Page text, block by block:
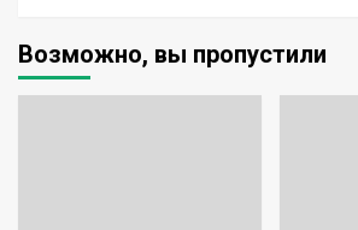
Возможно, вы пропустили